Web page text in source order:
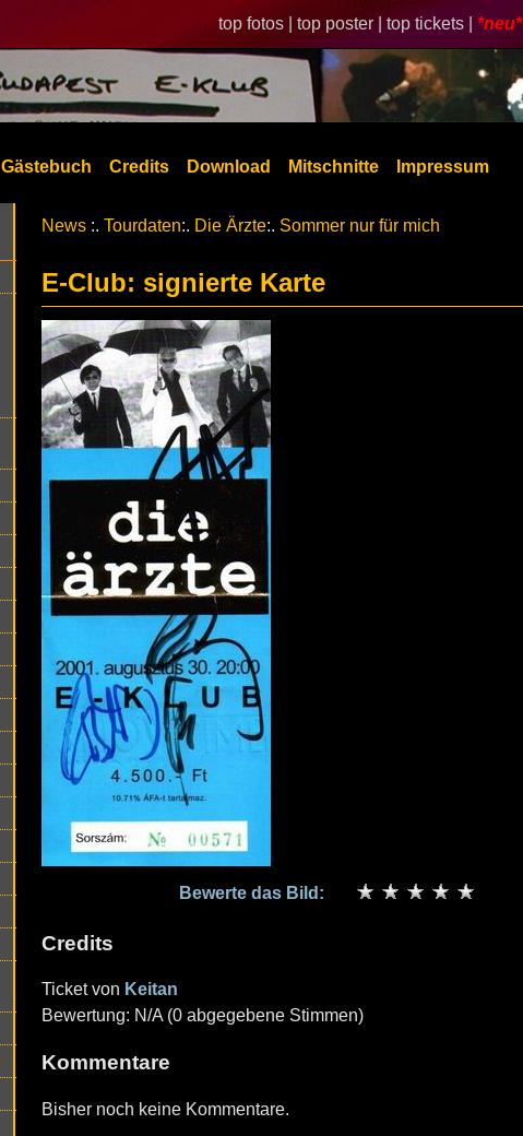
top fotos | top poster | top tickets | *neu*
Gästebuch Credits Download Mitschnitte Impressum
News :. Tourdaten:. Die Ärzte:. Sommer nur für mich
E-Club: signierte Karte
Bewerte das Bild:
Credits
Ticket von Keitan
Bewertung: N/A (0 abgegebene Stimmen)
Kommentare
Bisher noch keine Kommentare.